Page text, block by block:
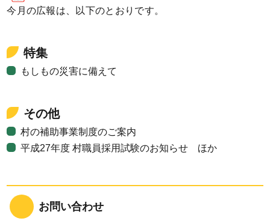
今月の広報は、以下のとおりです。
特集
もしもの災害に備えて
その他
村の補助事業制度のご案内
平成27年度 村職員採用試験のお知らせ ほか
お問い合わせ